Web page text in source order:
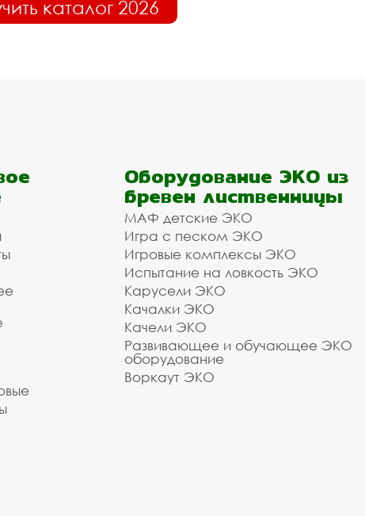
каталог 2026
Оборудование ЭКО из
бревен лиственницы
МАФ детские ЭКО
Игра с песком ЭКО
Игровые комплексы ЭКО
Испытание на ловкость ЭКО
Карусели ЭКО
Качалки ЭКО
Качели ЭКО
Развивающее и обучающее ЭКО
оборудование
Воркаут ЭКО